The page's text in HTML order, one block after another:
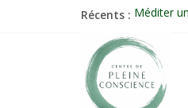
Récents : Méditer
Célébrer
Quand
Une